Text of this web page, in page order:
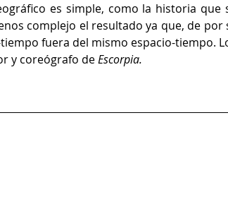
es simple, como la historia que
complejo el resultado ya que, de por
fuera del mismo espacio-tiempo.
y coreógrafo de Escorpia.